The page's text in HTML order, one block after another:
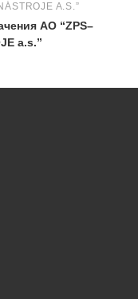
A.S.”
АО “ZPS–
a.s.”